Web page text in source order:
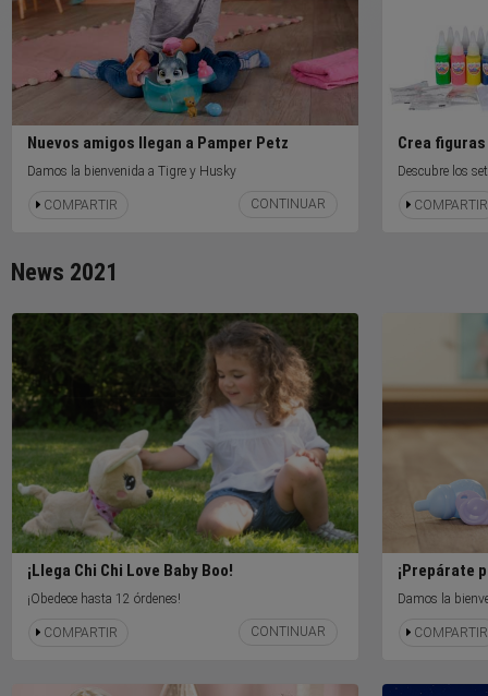
Nuevos amigos llegan a Pamper Petz
Damos la bienvenida a Tigre y Husky
COMPARTIR CONTINUAR
Crea figuras
Descubre los
COMPARTIR
News 2021
¡Llega Chi Chi Love Baby Boo!
¡Obedece hasta 12 órdenes!
COMPARTIR CONTINUAR
¡Prepárate
Damos la
COMPARTIR